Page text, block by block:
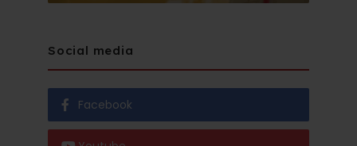
Social media
Facebook